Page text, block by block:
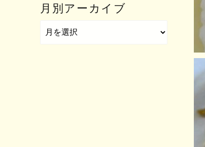
月別アーカイブ